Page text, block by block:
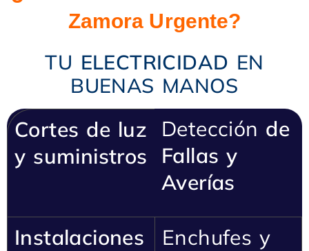
Zamora Urgente?
TU ELECTRICIDAD EN
BUENAS MANOS
Cortes de luz
y suministros
Detección de
Fallas y
Averías
Instalaciones
Enchufes y